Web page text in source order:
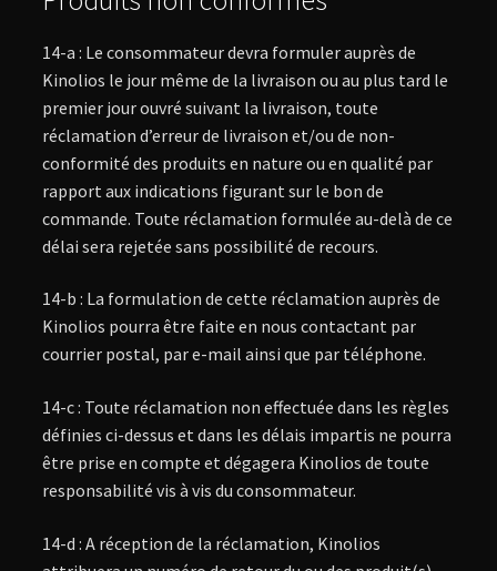
14-a : Le consommateur devra formuler auprès de
Kinolios le jour même de la livraison ou au plus tard le
premier jour ouvré suivant la livraison, toute
réclamation d’erreur de livraison et/ou de non-
conformité des produits en nature ou en qualité par
rapport aux indications figurant sur le bon de
commande. Toute réclamation formulée au-delà de ce
délai sera rejetée sans possibilité de recours.
14-b : La formulation de cette réclamation auprès de
Kinolios pourra être faite en nous contactant par
courrier postal, par e-mail ainsi que par téléphone.
14-c : Toute réclamation non effectuée dans les règles
définies ci-dessus et dans les délais impartis ne pourra
être prise en compte et dégagera Kinolios de toute
responsabilité vis à vis du consommateur.
14-d : A réception de la réclamation, Kinolios